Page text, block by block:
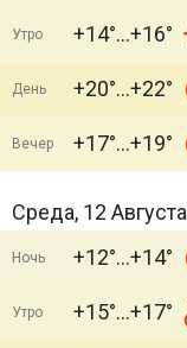
Утро +14° +16°
День +20° +22°
Вечер +17° +19°
Среда, 12 Августа
Ночь +12° +14°
Утро +15° +17°